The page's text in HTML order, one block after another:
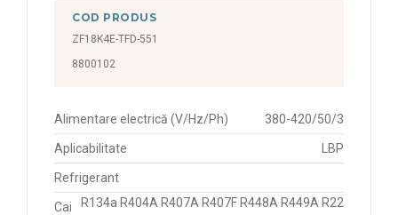
COD PRODUS
ZF18K4E-TFD-551
8800102
Alimentare electrică (V/Hz/Ph) 380-420/50/3
Aplicabilitate LBP
Refrigerant
R134a R404A R407A R407F R448A R449A R22
Cai